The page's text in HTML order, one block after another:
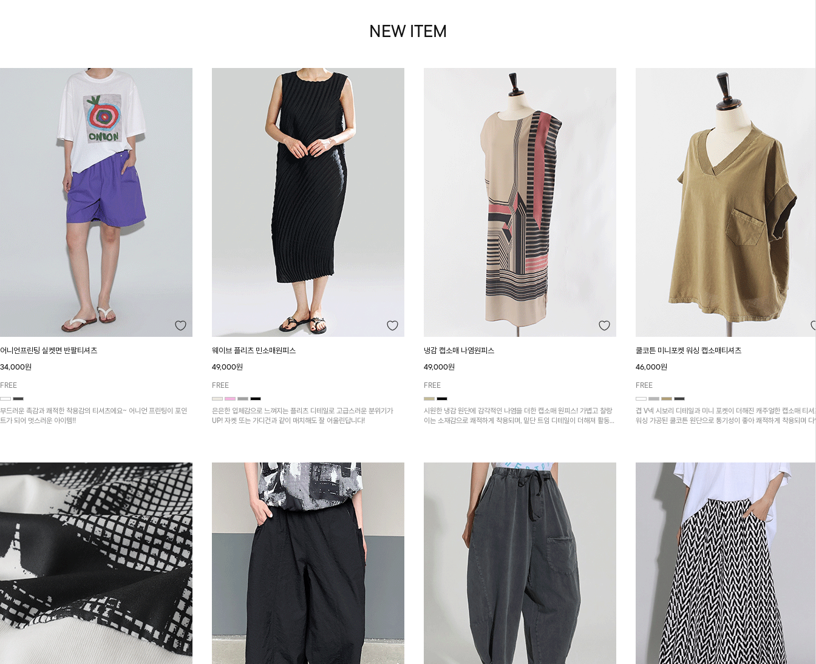
NEW ITEM
어니언프린팅 실켓면 반팔티셔츠
34,000원
FREE
부드러운 촉감과 쾌적한 착용감의 티셔츠에요~ 어니언 프린팅이 포인
트가 되어 멋스러운 아이템!!
웨이브 플리츠 민소매원피스
49,000원
FREE
은은한 입체감으로 느껴지는 플리츠 디테일로 고급스러운 분위기가
UP! 자켓 또는 가디건과 같이 매치해도 잘 어울린답니다!
냉감 캡소매 나염원피스
49,000원
FREE
시원한 냉감 원단에 감각적인 나염을 더한 캡소매 원피스! 가볍고 찰랑
이는 소재감으로 쾌적하게 착용되며, 밑단 트임 디테일이 더해져 활동성
쿨코튼 미니포켓 워싱 캡소매티셔츠
46,000원
FREE
겹 V넥 시보리 디테일과 미니 포켓이 더해진 캐주얼한 캡소매 티셔
워싱 가공된 쿨코튼 원단으로 통기성이 좋아 쾌적하게 착용되며 다